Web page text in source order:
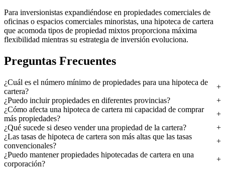
Para inversionistas expandiéndose en propiedades comerciales de
oficinas o espacios comerciales minoristas, una hipoteca de cartera
que acomoda tipos de propiedad mixtos proporciona máxima
flexibilidad mientras su estrategia de inversión evoluciona.
Preguntas Frecuentes
¿Cuál es el número mínimo de propiedades para una hipoteca de
cartera?
¿Puedo incluir propiedades en diferentes provincias?
¿Cómo afecta una hipoteca de cartera mi capacidad de comprar
más propiedades?
¿Qué sucede si deseo vender una propiedad de la cartera?
¿Las tasas de hipoteca de cartera son más altas que las tasas
convencionales?
¿Puedo mantener propiedades hipotecadas de cartera en una
corporación?